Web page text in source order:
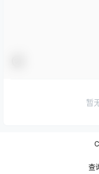
暂
查